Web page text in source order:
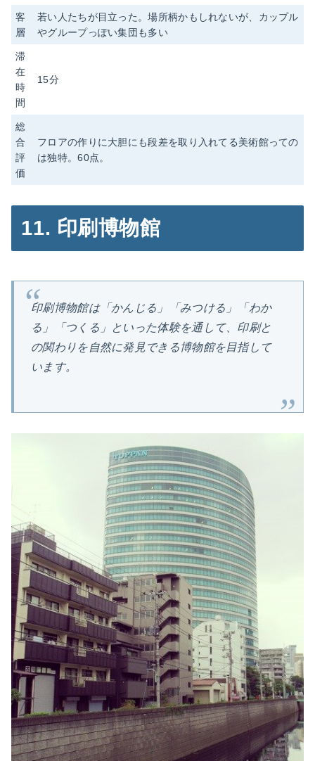
客
層
若い人たちが目立った。場所柄かもしれないが、カップル
やグループっぽい集団も多い
滞
在
時
間
15分
総
合
評
価
フロアの作りに大胆にも段差を取り入れてる美術館っての
は独特。60点。
11. 印刷博物館
印刷博物館は「かんじる」「みつける」「わか
る」「つくる」といった体験を通して、印刷と
の関わりを自然に発見できる博物館を目指して
います。